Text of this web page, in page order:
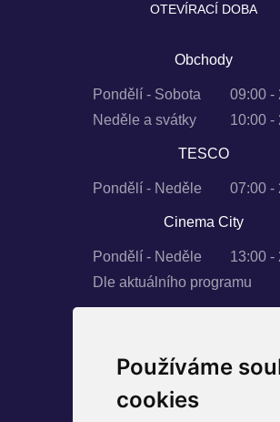
Používáme
cookies
OTEVÍRACÍ DOBA
Obchody
Pondělí - Sobota
09:00 -
Neděle a svátky
10:00 -
TESCO
Pondělí - Neděle 07:00 -
Cinema City
Pondělí - Neděle
13:00 -
Dle aktuálního programu
SLEDUJTE NÁS
Instagram